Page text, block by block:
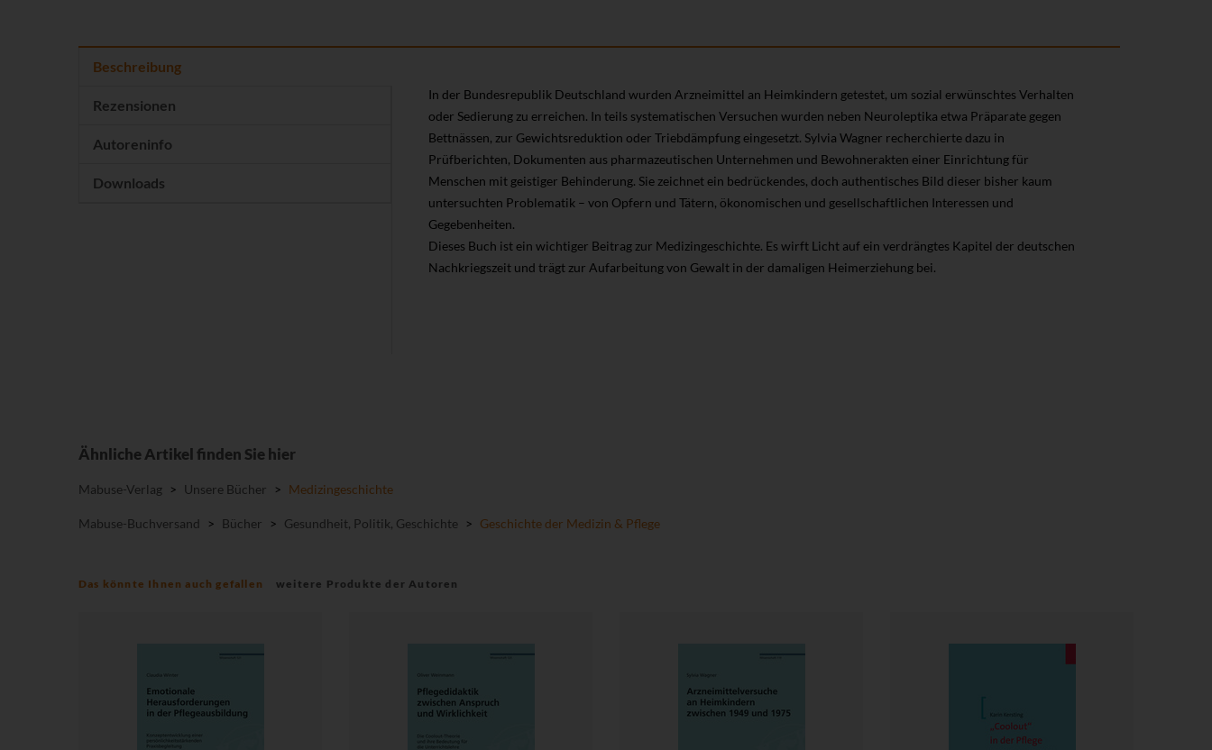
Beschreibung
Rezensionen
Autoreninfo
Downloads
In der Bundesrepublik Deutschland wurden Arzneimittel an Heimkindern getestet, um sozial erwünschtes Verhalten
oder Sedierung zu erreichen. In teils systematischen Versuchen wurden neben Neuroleptika etwa Präparate gegen
Bettnässen, zur Gewichtsreduktion oder Triebdämpfung eingesetzt. Sylvia Wagner recherchierte dazu in
Prüfberichten, Dokumenten aus pharmazeutischen Unternehmen und Bewohnerakten einer Einrichtung für
Menschen mit geistiger Behinderung. Sie zeichnet ein bedrückendes, doch authentisches Bild dieser bisher kaum
untersuchten Problematik – von Opfern und Tätern, ökonomischen und gesellschaftlichen Interessen und
Gegebenheiten.
Dieses Buch ist ein wichtiger Beitrag zur Medizingeschichte. Es wirft Licht auf ein verdrängtes Kapitel der deutschen
Nachkriegszeit und trägt zur Aufarbeitung von Gewalt in der damaligen Heimerziehung bei.
Ähnliche Artikel finden Sie hier
Mabuse-Verlag > Unsere Bücher > Medizingeschichte
Mabuse-Buchversand > Bücher > Gesundheit, Politik, Geschichte > Geschichte der Medizin & Pflege
Das könnte Ihnen auch gefallen weitere Produkte der Autoren